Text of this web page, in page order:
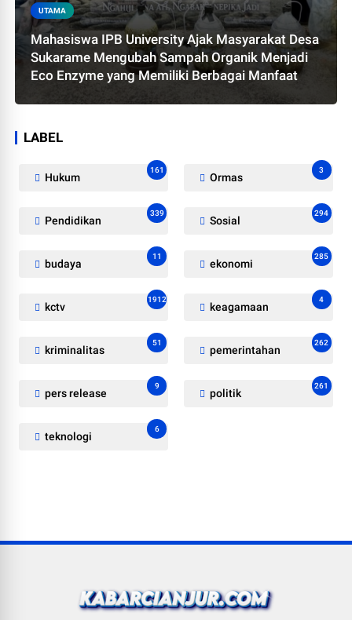
UTAMA
Mahasiswa IPB University Ajak Masyarakat Desa
Sukarame Mengubah Sampah Organik Menjadi
Eco Enzyme yang Memiliki Berbagai Manfaat
LABEL
Hukum
161
Ormas
3
Pendidikan
339
Sosial
294
budaya
11
ekonomi
285
kctv
1912
keagamaan
4
kriminalitas
51
pemerintahan
262
pers release
9
politik
261
teknologi
6